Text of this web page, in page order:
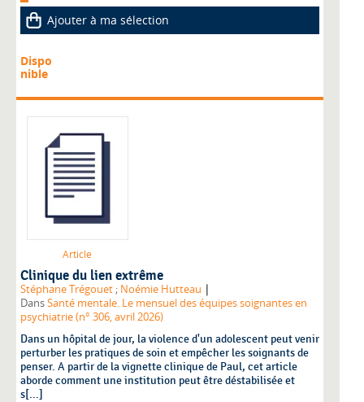
Ajouter à ma sélection
Dispo
nible
Article
Clinique du lien extrême
Stéphane Trégouet ; Noémie Hutteau |
DansSanté mentale. Le mensuel des équipes soignantes en
psychiatrie (n° 306, avril 2026)
Dans un hôpital de jour, la violence d'un adolescent peut venir
perturber les pratiques de soin et empêcher les soignants de
penser. A partir de la vignette clinique de Paul, cet article
aborde comment une institution peut être déstabilisée et
s[...]